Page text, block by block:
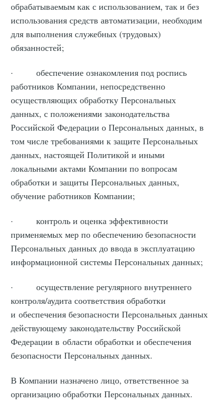
обрабатываемым как с использованием, так и без
использования средств автоматизации, необходим
для выполнения служебных (трудовых)
обязанностей;
· обеспечение ознакомления под роспись
работников Компании, непосредственно
осуществляющих обработку Персональных
данных, с положениями законодательства
Российской Федерации о Персональных данных, в
том числе требованиями к защите Персональных
данных, настоящей Политикой и иными
локальными актами Компании по вопросам
обработки и защиты Персональных данных,
обучение работников Компании;
· контроль и оценка эффективности
применяемых мер по обеспечению безопасности
Персональных данных до ввода в эксплуатацию
информационной системы Персональных данных;
· осуществление регулярного внутреннего
контроля/аудита соответствия обработки
и обеспечения безопасности Персональных данных
действующему законодательству Российской
Федерации в области обработки и обеспечения
безопасности Персональных данных.
В Компании назначено лицо, ответственное за
организацию обработки Персональных данных.